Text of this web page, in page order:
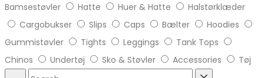
Bamsestøvler
Hatte Huer & Hatte
Halstørklæder
Cargobukser
Slips Caps Bælter
Hoodies
Gummistøvler
Tights Leggings
Tank Tops
Chinos
Undertøj Sko & Støvler Accessories Tøj